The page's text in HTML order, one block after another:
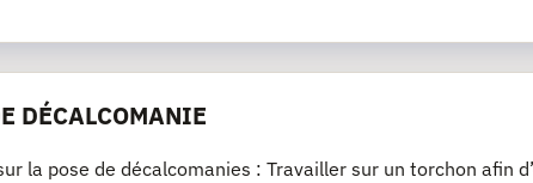
DÉCALCOMANIE
la pose de décalcomanies : Travailler sur un torchon afin